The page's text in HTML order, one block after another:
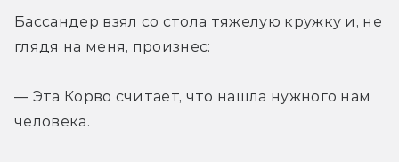
Бассандер взял со стола тяжелую кружку и, не
глядя на меня, произнес:
— Эта Корво считает, что нашла нужного нам
человека.